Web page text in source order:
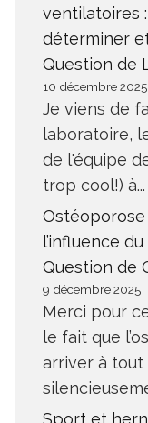
ventilatoires
déterminer
Question de
10 décembre 2025
Je viens de
laboratoire,
de l'équipe
trop cool!) à...
l’influence
Question de
9 décembre 2025
Merci pour
le fait que
arriver à tout
Sport et